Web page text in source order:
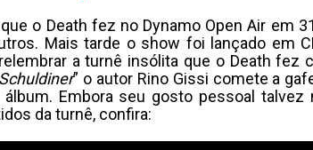
o Death fez no Dynamo Open Air em
Mais tarde o show foi lançado em
a turnê insólita que o Death fez
” o autor Rino Gissi comete a
Embora seu gosto pessoal
da turnê, confira: